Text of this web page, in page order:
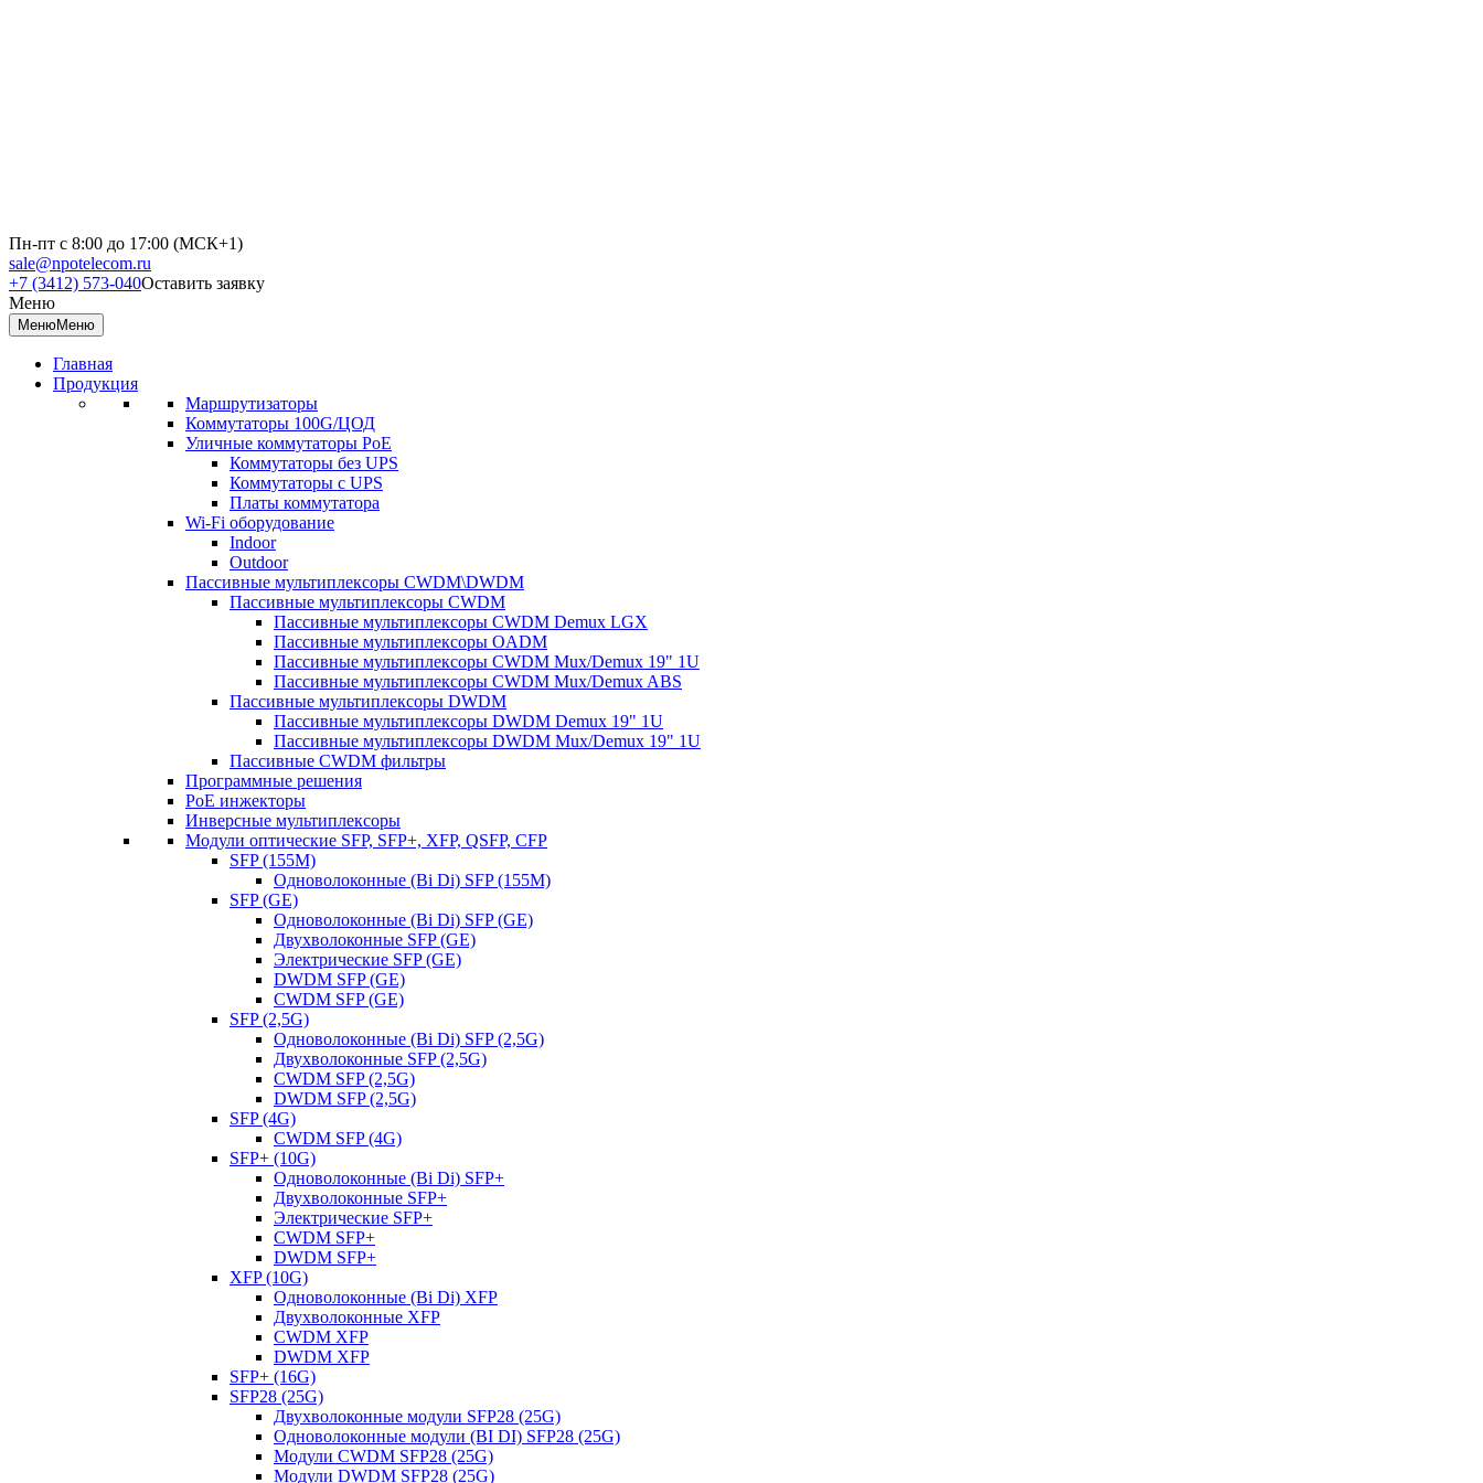
Пн-пт с 8:00 до 17:00 (МСК+1)
sale@npotelecom.ru
+7 (3412) 573-040Оставить заявку
Меню
МенюМеню
Главная
Продукция
Маршрутизаторы
Коммутаторы 100G/ЦОД
Уличные коммутаторы PoE
Коммутаторы без UPS
Коммутаторы с UPS
Платы коммутатора
Wi-Fi оборудование
Indoor
Outdoor
Пассивные мультиплексоры CWDM\DWDM
Пассивные мультиплексоры CWDM
Пассивные мультиплексоры CWDM Demux LGX
Пассивные мультиплексоры OADM
Пассивные мультиплексоры CWDM Mux/Demux 19" 1U
Пассивные мультиплексоры CWDM Mux/Demux ABS
Пассивные мультиплексоры DWDM
Пассивные мультиплексоры DWDM Demux 19" 1U
Пассивные мультиплексоры DWDM Mux/Demux 19" 1U
Пассивные CWDM фильтры
Программные решения
PoE инжекторы
Инверсные мультиплексоры
Модули оптические SFP, SFP+, XFP, QSFP, CFP
SFP (155M)
Одноволоконные (Bi Di) SFP (155M)
SFP (GE)
Одноволоконные (Bi Di) SFP (GE)
Двухволоконные SFP (GE)
Электрические SFP (GE)
DWDM SFP (GE)
CWDM SFP (GE)
SFP (2,5G)
Одноволоконные (Bi Di) SFP (2,5G)
Двухволоконные SFP (2,5G)
CWDM SFP (2,5G)
DWDM SFP (2,5G)
SFP (4G)
CWDM SFP (4G)
SFP+ (10G)
Одноволоконные (Bi Di) SFP+
Двухволоконные SFP+
Электрические SFP+
CWDM SFP+
DWDM SFP+
XFP (10G)
Одноволоконные (Bi Di) XFP
Двухволоконные XFP
CWDM XFP
DWDM XFP
SFP+ (16G)
SFP28 (25G)
Двухволоконные модули SFP28 (25G)
Одноволоконные модули (BI DI) SFP28 (25G)
Модули CWDM SFP28 (25G)
Модули DWDM SFP28 (25G)